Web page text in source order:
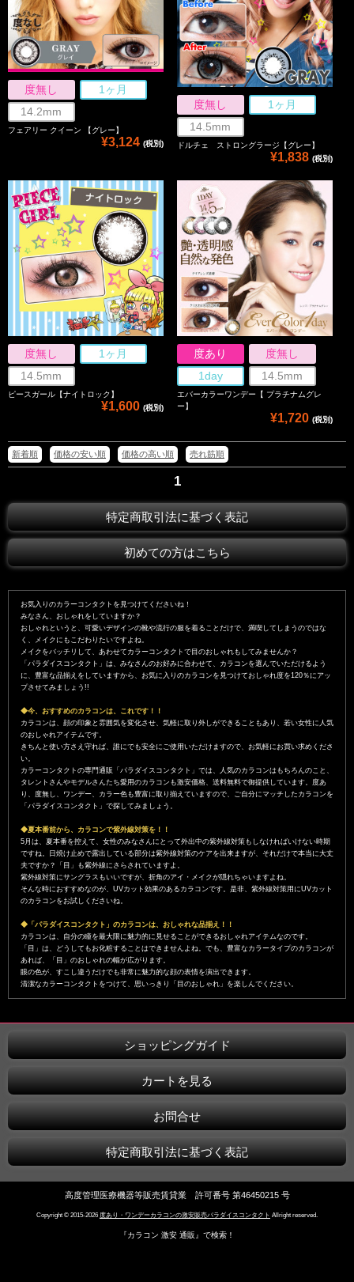
度無し
1ヶ月
14.2mm
フェアリー クイーン 【グレー】
¥3,124 (税別)
度無し
1ヶ月
14.5mm
ドルチェ ストロングラージ【グレー】
¥1,838 (税別)
度無し
1ヶ月
14.5mm
ピースガール【ナイトロック】
¥1,600 (税別)
度あり
度無し
1day
14.5mm
エバーカラーワンデー【 プラチナムグレ
ー】
¥1,720 (税別)
新着順 価格の安い順 価格の高い順 売れ筋順
1
特定商取引法に基づく表記
初めての方はこちら
お気入りのカラーコンタクトを見つけてくださいね！
みなさん、おしゃれをしていますか？
おしゃれというと、可愛いデザインの靴や流行の服を着ることだけで、満喫してしまうのではな
く、メイクにもこだわりたいですよね。
メイクをバッチリして、あわせてカラーコンタクトで目のおしゃれもしてみませんか？
「パラダイスコンタクト」は、みなさんのお好みに合わせて、カラコンを選んでいただけるよう
に、豊富な品揃えをしていますから、お気に入りのカラコンを見つけておしゃれ度を120％にアッ
プさせてみましょう!!
◆今、おすすめのカラコンは、これです！！
カラコンは、顔の印象と雰囲気を変化させ、気軽に取り外しができることもあり、若い女性に人気
のおしゃれアイテムです。
きちんと使い方さえ守れば、誰にでも安全にご使用いただけますので、お気軽にお買い求めくださ
い。
カラーコンタクトの専門通販「パラダイスコンタクト」では、人気のカラコンはもちろんのこと、
タレントさんやモデルさんたち愛用のカラコンも激安価格、送料無料で御提供しています。度あ
り、度無し、ワンデー、カラー色も豊富に取り揃えていますので、ご自分にマッチしたカラコンを
「パラダイスコンタクト」で探してみましょう。
◆夏本番前から、カラコンで紫外線対策を！！
5月は、夏本番を控えて、女性のみなさんにとって外出中の紫外線対策もしなければいけない時期
ですね。日焼け止めで露出している部分は紫外線対策のケアを出来ますが、それだけで本当に大丈
夫ですか？「目」も紫外線にさらされていますよ。
紫外線対策にサングラスもいいですが、折角のアイ・メイクが隠れちゃいますよね。
そんな時におすすめなのが、UVカット効果のあるカラコンです。是非、紫外線対策用にUVカット
のカラコンをお試しくださいね。
◆「パラダイスコンタクト」のカラコンは、おしゃれな品揃え！！
カラコンは、自分の瞳を最大限に魅力的に見せることができるおしゃれアイテムなのです。
「目」は、どうしてもお化粧することはできませんよね。でも、豊富なカラータイプのカラコンが
あれば、「目」のおしゃれの幅が広がります。
眼の色が、すこし違うだけでも非常に魅力的な顔の表情を演出できます。
清潔なカラーコンタクトをつけて、思いっきり「目のおしゃれ」を楽しんでください。
ショッピングガイド
カートを見る
お問合せ
特定商取引法に基づく表記
高度管理医療機器等販売賃貸業 許可番号 第46450215 号
Copyright © 2015-2026 度あり・ワンデーカラコンの激安販売パラダイスコンタクト Allright reserved.
『カラコン 激安 通販』で検索！